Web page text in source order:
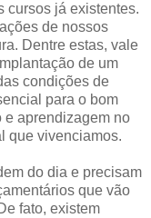
cursos já existentes.
de nossos
Dentre estas, vale
de um
condições de
para o bom
e aprendizagem no
que vivenciamos.
do dia e precisam
que vão
fato, existem